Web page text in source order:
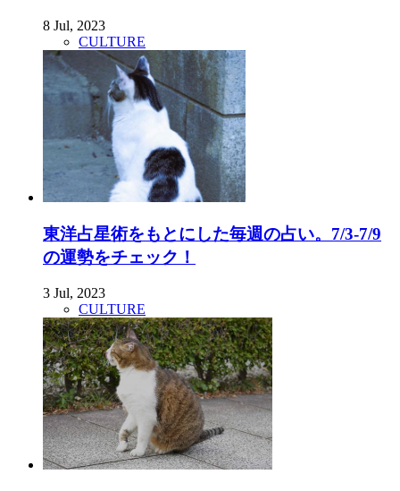
8 Jul, 2023
CULTURE
東洋占星術をもとにした毎週の占い。7/3-7/9
の運勢をチェック！
3 Jul, 2023
CULTURE